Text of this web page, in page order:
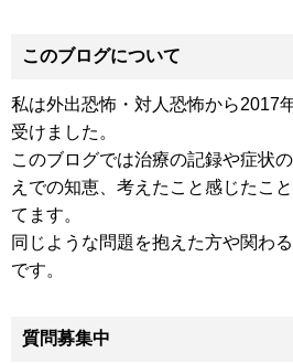
このブログについて
私は外出恐怖・対人恐怖から2017
受けました。
このブログでは治療の記録や症状
えでの知恵、考えたこと感じたこ
てます。
同じような問題を抱えた方や関わ
です。
質問募集中